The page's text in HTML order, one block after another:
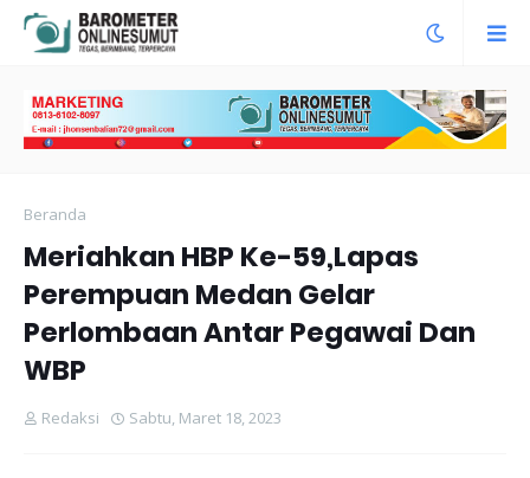
Beranda
Meriahkan HBP Ke-59,Lapas
Perempuan Medan Gelar
Perlombaan Antar Pegawai Dan
WBP
Redaksi Sabtu, Maret 18, 2023